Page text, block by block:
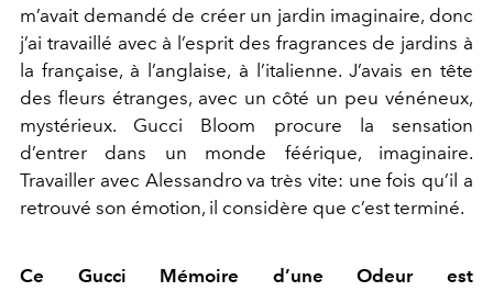
m’avait demandé de créer un jardin imaginaire, donc
j’ai travaillé avec à l’esprit des fragrances de jardins à
la française, à l’anglaise, à l’italienne. J’avais en tête
des fleurs étranges, avec un côté un peu vénéneux,
mystérieux. Gucci Bloom procure la sensation
d’entrer dans un monde féérique, imaginaire.
Travailler avec Alessandro va très vite: une fois qu’il a
retrouvé son émotion, il considère que c’est terminé.
Ce Gucci Mémoire d’une Odeur est